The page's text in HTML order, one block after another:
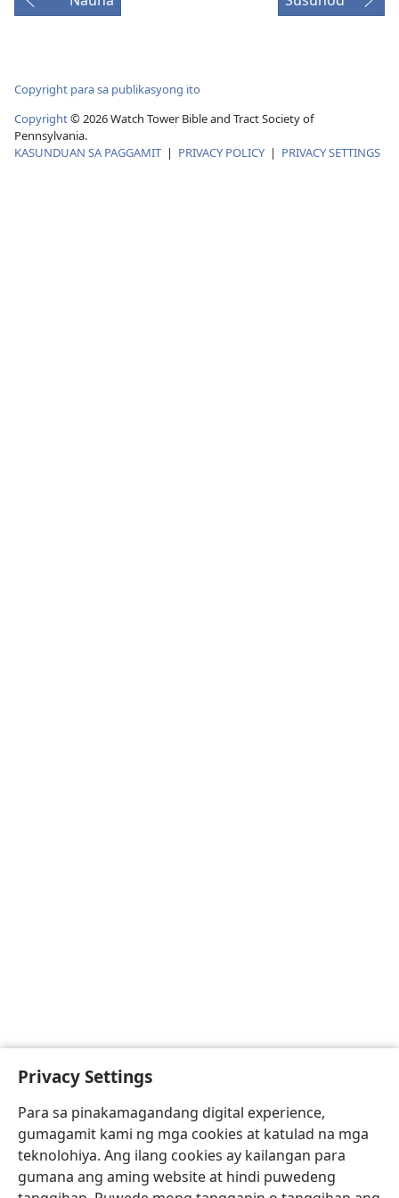
Privacy Settings
Para sa pinakamagandang digital experience,
gumagamit kami ng mga cookies at katulad na mga
teknolohiya. Ang ilang cookies ay kailangan para
gumana ang aming website at hindi puwedeng
ang
Copyright para sa publikasyong ito
Copyright© 2026 Watch Tower Bible and Tract Society of
Pennsylvania.
KASUNDUAN SA PAGGAMIT | PRIVACY POLICY | PRIVACY SETTINGS